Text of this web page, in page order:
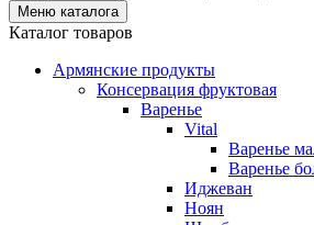
Меню каталога
Каталог товаров
Армянские продукты
Консервация фруктовая
Варенье
Vital
Варенье
Варенье
Иджеван
Ноян